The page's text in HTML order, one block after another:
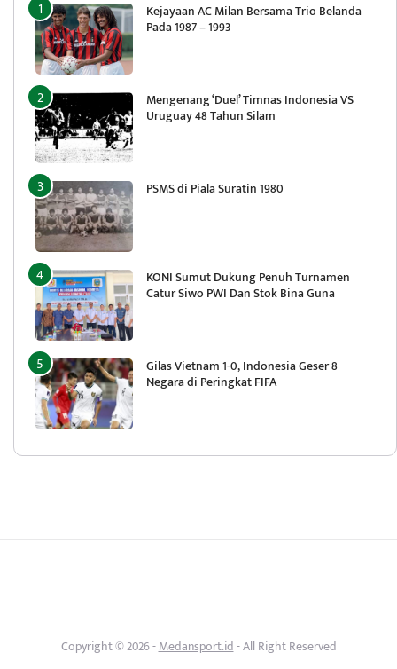
Kejayaan AC Milan Bersama Trio Belanda
Pada 1987 – 1993
Mengenang ‘Duel’ Timnas Indonesia VS
Uruguay 48 Tahun Silam
PSMS di Piala Suratin 1980
KONI Sumut Dukung Penuh Turnamen
Catur Siwo PWI Dan Stok Bina Guna
Gilas Vietnam 1-0, Indonesia Geser 8
Negara di Peringkat FIFA
Copyright © 2026 -Medansport.id- All Right Reserved